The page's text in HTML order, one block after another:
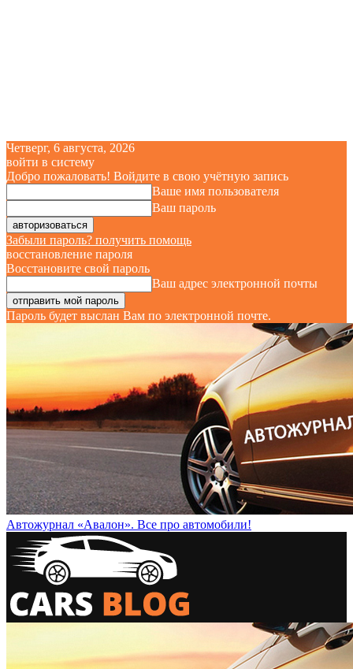
Четверг, 6 августа, 2026
войти в систему
Добро пожаловать! Войдите в свою учётную запись
Ваше имя пользователя
Ваш пароль
Забыли пароль? получить помощь
восстановление пароля
Восстановите свой пароль
Ваш адрес электронной почты
Пароль будет выслан Вам по электронной почте.
Автожурнал «Авалон». Все про автомобили!